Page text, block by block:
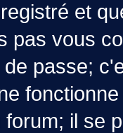
et
pas vous
passe;
il se